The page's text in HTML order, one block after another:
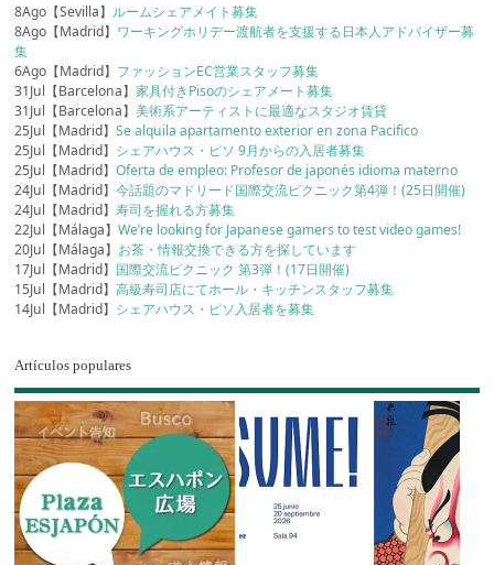
8Ago【Sevilla】 ルームシェアメイト募集
8Ago【Madrid】 ワーキングホリデー渡航者を支援する日本人アドバイザー募
集
6Ago【Madrid】 ファッションEC営業スタッフ募集
31Jul【Barcelona】家具付きPisoのシェアメート募集
31Jul【Barcelona】美術系アーティストに最適なスタジオ賃貸
25Jul【Madrid】Se alquila apartamento exterior en zona Pacifico
25Jul【Madrid】 シェアハウス・ピソ 9月からの入居者募集
25Jul【Madrid】Oferta de empleo: Profesor de japonés idioma materno
24Jul【Madrid】今話題のマドリード国際交流ピクニック第4弾！(25日開催)
24Jul【Madrid】寿司を握れる方募集
22Jul【Málaga】We’re looking for Japanese gamers to test video games!
20Jul【Málaga】 お茶・情報交換できる方を探しています
17Jul【Madrid】 国際交流ピクニック 第3弾！(17日開催)
15Jul【Madrid】高級寿司店にてホール・キッチンスタッフ募集
14Jul【Madrid】 シェアハウス・ピソ入居者を募集
Artículos populares